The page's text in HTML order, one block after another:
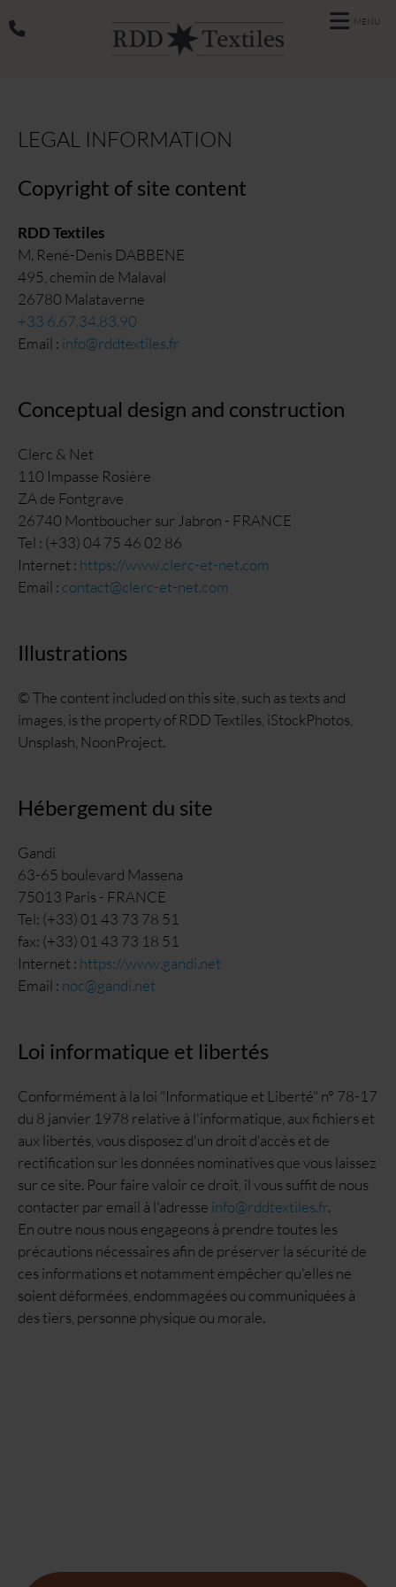
MENU
LEGAL INFORMATION
Copyright of site content
RDD Textiles
M. René-Denis DABBENE
495, chemin de Malaval
26780 Malataverne
+33 6.67.34.83.90
Email : info@rddtextiles.fr
Conceptual design and construction
Clerc & Net
110 Impasse Rosière
ZA de Fontgrave
26740 Montboucher sur Jabron - FRANCE
Tel : (+33) 04 75 46 02 86
Internet : https://www.clerc-et-net.com
Email : contact@clerc-et-net.com
Illustrations
© The content included on this site, such as texts and
images, is the property of RDD Textiles, iStockPhotos,
Unsplash, NoonProject.
Hébergement du site
Gandi
63-65 boulevard Massena
75013 Paris - FRANCE
Tel: (+33) 01 43 73 78 51
fax: (+33) 01 43 73 18 51
Internet : https://www.gandi.net
Email : noc@gandi.net
Loi informatique et libertés
Conformément à la loi "Informatique et Liberté" n° 78-17
du 8 janvier 1978 relative à l'informatique, aux fichiers et
aux libertés, vous disposez d'un droit d'accès et de
rectification sur les données nominatives que vous laissez
sur ce site. Pour faire valoir ce droit, il vous suffit de nous
contacter par email à l'adresse info@rddtextiles.fr.
En outre nous nous engageons à prendre toutes les
précautions nécessaires afin de préserver la sécurité de
ces informations et notamment empêcher qu'elles ne
soient déformées, endommagées ou communiquées à
des tiers, personne physique ou morale.